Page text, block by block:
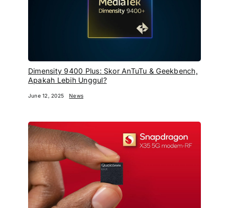
Dimensity 9400 Plus: Skor AnTuTu & Geekbench,
Apakah Lebih Unggul?
June 12, 2025 News